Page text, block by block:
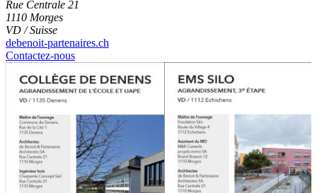
Rue Centrale 21
1110 Morges
VD / Suisse
debenoit-partenaires.ch
Contactez-nous